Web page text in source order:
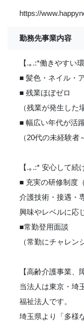
https://
勤務先事業内容
【.｡.:*働きやすい
■ 髪色・ネイル・
■ 残業ほぼゼロ
（残業が発生した
■ 幅広い年代が活
（20代の未経験者
【.｡.:* 安心して続
■ 充実の研修制度
介護技術・接遇・
興味やレベルに応
■常勤登用面談
（常勤にチャレン
【高齢介護事業、
当法人は東京・埼
福祉法人です。
埼玉県より「多様